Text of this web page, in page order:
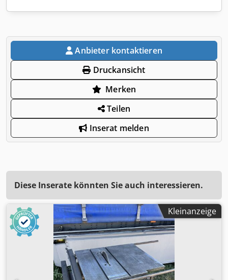
Anbieter kontaktieren
Druckansicht
Merken
Teilen
Inserat melden
Diese Inserate könnten Sie auch interessieren.
Kleinanzeige